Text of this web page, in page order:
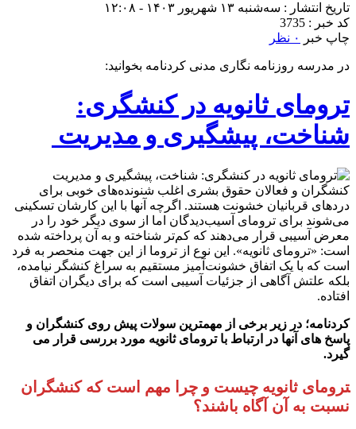
تاریخ انتشار : سه‌شنبه ۱۳ شهریور ۱۴۰۳ - ۱۲:۰۸
کد خبر : 3735
چاپ خبر
۰ نظر
در مدرسه روزنامه نگاری مدنی کردنامه بخوانید:
ترومای ثانویه در کنشگری:
شناخت، پیشگیری و مدیریت ‍
کنشگران و فعالان حقوق بشری اغلب شنونده‌های خوبی برای
دردهای قربانیان خشونت هستند. اگرچه آنها با این کارشان تسکینی
می‌شوند برای ترومای آسیب‌دیدگان اما از سوی دیگر خود را در
معرض آسیبی قرار می‌دهند که کم‌تر شناخته و به آن پرداخته شده
است: «ترومای ثانویه». این نوع از تروما از این جهت منحصر به فرد
است که با یک اتفاق خشونت‌آمیز مستقیم به سراغ کنشگر نیامده،
بلکه علتش آگاهی از جزئیات آسیبی است که برای دیگران اتفاق
افتاده.
کردنامه؛ در زیر برخی از مهمترین سولات پیش روی کنشگران و
پاسخ های آنها در ارتباط با ترومای ثانویه مورد بررسی قرار می
گیرد.
ترومای ثانویه چیست و چرا مهم است که کنشگران
نسبت به آن آگاه باشند؟